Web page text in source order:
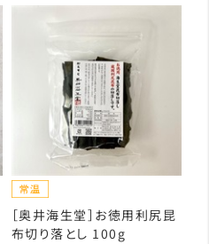
［奥井海生堂］お徳用利尻昆
布切り落とし 100g